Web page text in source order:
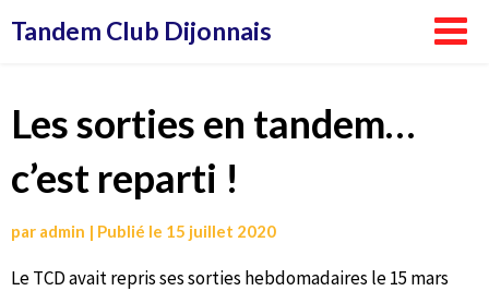
auTandem Club Dijonnais
Les sorties en tandem…
c’est reparti !
par admin | Publié le 15 juillet 2020
Le TCD avait repris ses sorties hebdomadaires le 15 mars